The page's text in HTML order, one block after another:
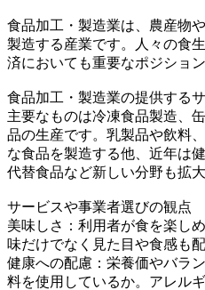
食品加工・製造業は、農産物
製造する産業です。人々の食
済においても重要なポジショ
食品加工・製造業の提供する
主要なものは冷凍食品製造、
品の生産です。乳製品や飲料
な食品を製造する他、近年は
代替食品など新しい分野も拡大
サービスや事業者選びの観点
美味しさ：利用者が食を楽し
味だけでなく見た目や食感も
健康への配慮：栄養価やバラ
料を使用しているか。アレル